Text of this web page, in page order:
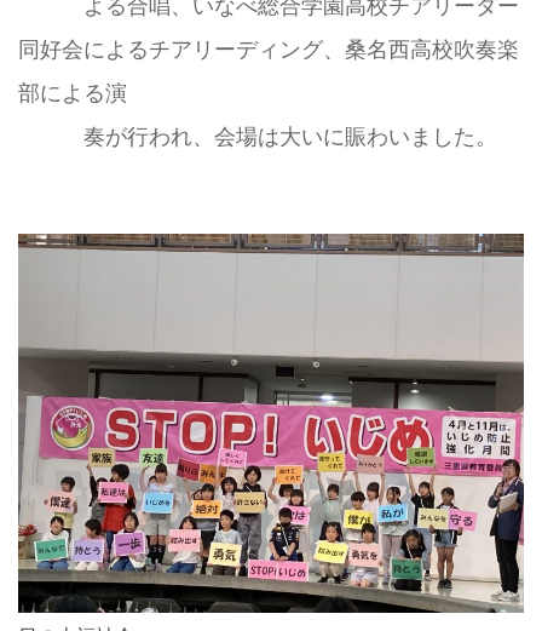
よる合唱、いなべ総合学園高校チアリーダー
同好会によるチアリーディング、桑名西高校吹奏楽
部による演
奏が行われ、会場は大いに賑わいました。